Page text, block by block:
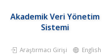
Akademik Veri Yönetim
Sistemi
Araştırmacı Girişi English